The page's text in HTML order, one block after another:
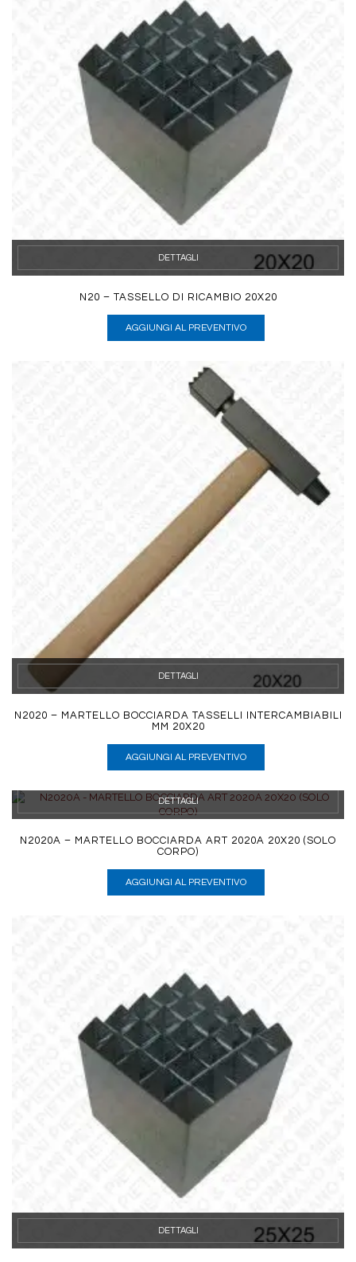
DETTAGLI
N20 – TASSELLO DI RICAMBIO 20X20
AGGIUNGI AL PREVENTIVO
DETTAGLI
N2020 – MARTELLO BOCCIARDA TASSELLI INTERCAMBIABILI
MM 20X20
AGGIUNGI AL PREVENTIVO
DETTAGLI
N2020A – MARTELLO BOCCIARDA ART 2020A 20X20 (SOLO
CORPO)
AGGIUNGI AL PREVENTIVO
DETTAGLI